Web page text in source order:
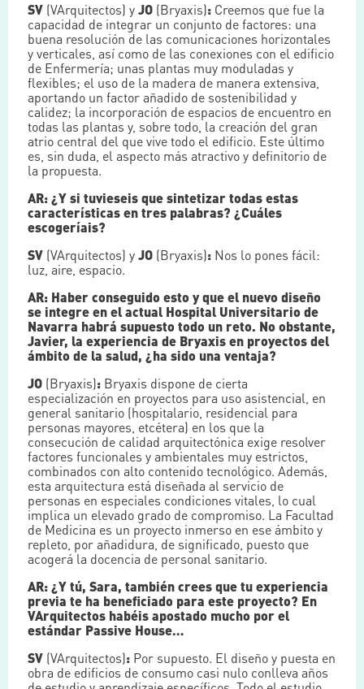
SV (VArquitectos) yJO (Bryaxis): Creemos que fue la
capacidad de integrar un conjunto de factores: una
buena resolución de las comunicaciones horizontales
y verticales, así como de las conexiones con el edificio
de Enfermería; unas plantas muy moduladas y
flexibles; el uso de la madera de manera extensiva,
aportando un factor añadido de sostenibilidad y
calidez; la incorporación de espacios de encuentro en
todas las plantas y, sobre todo, la creación del gran
atrio central del que vive todo el edificio. Este último
es, sin duda, el aspecto más atractivo y definitorio de
la propuesta.
AR: ¿Y si tuvieseis que sintetizar todas estas
características en tres palabras? ¿Cuáles
escogeríais?
SV (VArquitectos) yJO (Bryaxis): Nos lo pones fácil:
luz, aire, espacio.
AR: Haber conseguido esto y que el nuevo diseño
se integre en el actual Hospital Universitario de
Navarra habrá supuesto todo un reto. No obstante,
Javier, la experiencia de Bryaxis en proyectos del
ámbito de la salud, ¿ha sido una ventaja?
JO (Bryaxis): Bryaxis dispone de cierta
especialización en proyectos para uso asistencial, en
general sanitario (hospitalario, residencial para
personas mayores, etcétera) en los que la
consecución de calidad arquitectónica exige resolver
factores funcionales y ambientales muy estrictos,
combinados con alto contenido tecnológico. Además,
esta arquitectura está diseñada al servicio de
personas en especiales condiciones vitales, lo cual
implica un elevado grado de compromiso. La Facultad
de Medicina es un proyecto inmerso en ese ámbito y
repleto, por añadidura, de significado, puesto que
acogerá la docencia de personal sanitario.
AR: ¿Y tú, Sara, también crees que tu experiencia
previa te ha beneficiado para este proyecto? En
VArquitectos habéis apostado mucho por el
estándar Passive House…
SV (VArquitectos): Por supuesto. El diseño y puesta en
obra de edificios de consumo casi nulo conlleva años